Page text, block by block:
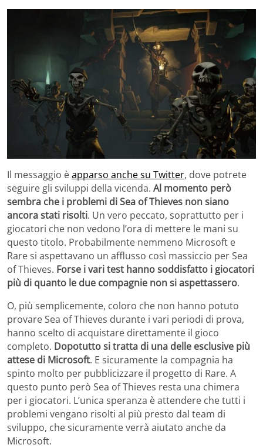
Il messaggio èapparso anche su Twitter, dove potrete
seguire gli sviluppi della vicenda. Al momento però
sembra che i problemi di Sea of Thieves non siano
ancora stati risolti. Un vero peccato, soprattutto per i
giocatori che non vedono l’ora di mettere le mani su
questo titolo. Probabilmente nemmeno Microsoft e
Rare si aspettavano un afflusso così massiccio per Sea
of Thieves. Forse i vari test hanno soddisfatto i giocatori
più di quanto le due compagnie non si aspettassero.
O, più semplicemente, coloro che non hanno potuto
provare Sea of Thieves durante i vari periodi di prova,
hanno scelto di acquistare direttamente il gioco
completo. Dopotutto si tratta di una delle esclusive più
attese di Microsoft. E sicuramente la compagnia ha
spinto molto per pubblicizzare il progetto di Rare. A
questo punto però Sea of Thieves resta una chimera
per i giocatori. L’unica speranza è attendere che tutti i
problemi vengano risolti al più presto dal team di
sviluppo, che sicuramente verrà aiutato anche da
Microsoft.